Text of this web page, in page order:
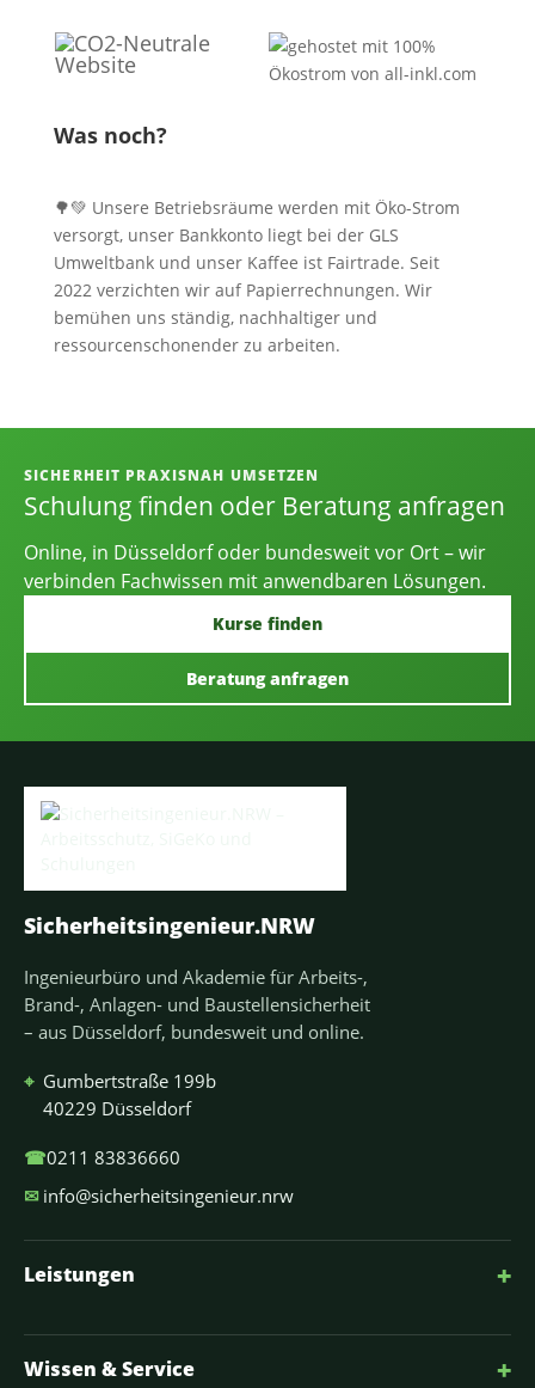
Was noch?
🌳💚 Unsere Betriebsräume werden mit Öko-Strom
versorgt, unser Bankkonto liegt bei der GLS
Umweltbank und unser Kaffee ist Fairtrade. Seit
2022 verzichten wir auf Papierrechnungen. Wir
bemühen uns ständig, nachhaltiger und
ressourcenschonender zu arbeiten.
Informationen, Kontakt und
SICHERHEIT PRAXISNAH UMSETZEN
Schulung finden oder Beratung anfragen
Online, in Düsseldorf oder bundesweit vor Ort – wir
verbinden Fachwissen mit anwendbaren Lösungen.
Kurse finden
Beratung anfragen
Sicherheitsingenieur.NRW
Ingenieurbüro und Akademie für Arbeits-,
Brand-, Anlagen- und Baustellensicherheit
– aus Düsseldorf, bundesweit und online.
⌖ Gumbertstraße 199b
40229 Düsseldorf
☎0211 83836660
✉ info@sicherheitsingenieur.nrw
Leistungen +
Wissen & Service +